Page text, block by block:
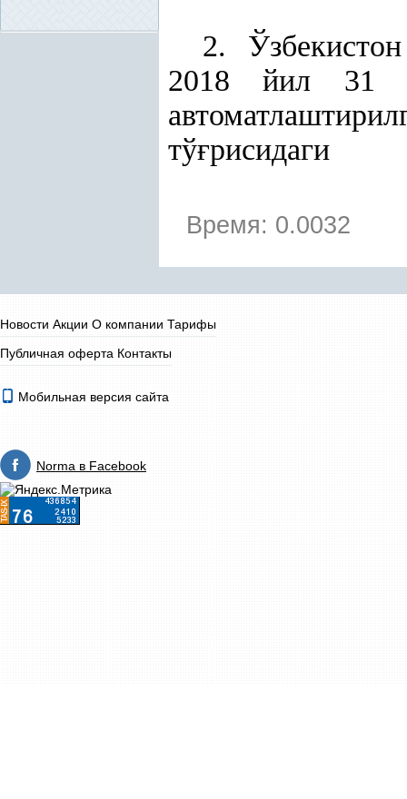
2.
2018 йил 31
тўғрисидаги
Время: 0.0032
Новости Акции О компании Тарифы
Публичная оферта Контакты
Мобильная версия сайта
Norma в Facebook